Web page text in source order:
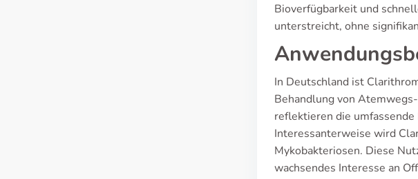
Bioverfügbarkeit und
unterstreicht, ohne
In Deutschland ist
Behandlung von
reflektieren die
Interessanterweise wird
Mykobakteriosen. Diese
wachsendes Interesse an